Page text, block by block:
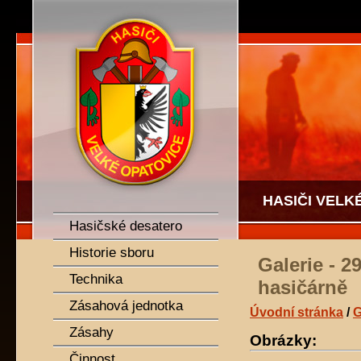
HASIČI
Galerie -
hasičárně
Úvodní stránka /
Obrázky:
SDH Velké Opatovice
Hasičské desatero
Historie sboru
Technika
Zásahová jednotka
Zásahy